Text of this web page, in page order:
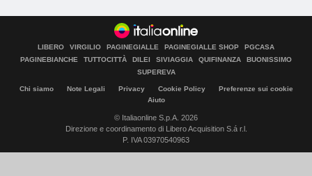
LIBERO VIRGILIO PAGINEGIALLE PAGINEGIALLE SHOP
PGCASA
PAGINEBIANCHE
TUTTOCITTÀ DILEI SIVIAGGIA QUIFINANZA
BUONISSIMO
SUPEREVA
Chi siamo Note Legali Privacy Cookie Policy
Preferenze sui cookie
Aiuto
© Italiaonline S.p.A. 2026
Direzione e coordinamento di Libero Acquisition S.á r.l.
P. IVA 03970540963